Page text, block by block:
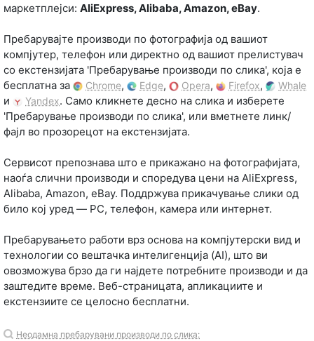
маркетплејси: AliExpress, Alibaba, Amazon, eBay.
Пребарувајте производи по фотографија од вашиот
компјутер, телефон или директно од вашиот прелистувач
со екстензијата 'Пребарување производи по слика', која е
бесплатна за
Chrome, Edge, Opera, Firefox, Whale
и Yandex. Само кликнете десно на слика и изберете
'Пребарување производи по слика', или вметнете линк/
фајл во прозорецот на екстензијата.
Сервисот препознава што е прикажано на фотографијата,
наоѓа слични производи и споредува цени на AliExpress,
Alibaba, Amazon, eBay. Поддржува прикачување слики од
било кој уред — PC, телефон, камера или интернет.
Пребарувањето работи врз основа на компјутерски вид и
технологии со вештачка интелигенција (AI), што ви
овозможува брзо да ги најдете потребните производи и да
заштедите време. Веб-страницата, апликациите и
екстензиите се целосно бесплатни.
Неодамна пребарувани производи по слика: